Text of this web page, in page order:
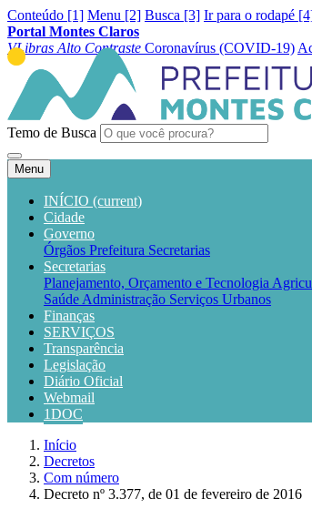
Conteúdo [1] Menu [2] Busca [3] Ir para o rodapé
Portal Montes Claros
VLibras Alto Contraste Coronavírus (COVID-19)
Temo de Busca
Menu
INÍCIO (current)
Cidade
Governo
Órgãos Prefeitura Secretarias
Secretarias
Planejamento, Orçamento e Tecnologia
Saúde Administração Serviços Urbanos
Finanças
SERVIÇOS
Transparência
Legislação
Diário Oficial
Webmail
1DOC
Início
Decretos
Com número
Decreto nº 3.377, de 01 de fevereiro de 2016